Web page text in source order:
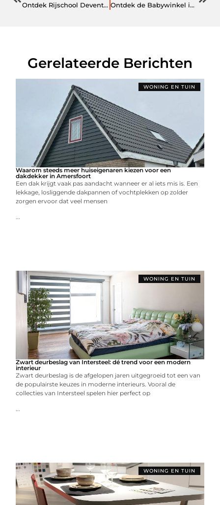
Ontdek Rijschool Deventer en Begin Zelfverzekerd aan je Rijavontuur Ontdek de Babywinkel in Tiel voor Al je Babybehoeften
Gerelateerde Berichten
WONING EN TUIN
Waarom steeds meer huiseigenaren kiezen voor een
dakdekker in Amersfoort
Een dak krijgt vaak pas aandacht wanneer er al iets mis is. Een
lekkage, losliggende dakpannen of vochtplekken op zolder
zorgen ervoor dat veel mensen
...
WONING EN TUIN
Zwart deurbeslag van Intersteel: dé trend voor een modern
interieur
Zwart deurbeslag is de afgelopen jaren uitgegroeid tot een van
de populairste keuzes in moderne interieurs. Vooral de
collecties van Intersteel spelen hier perfect op
...
WONING EN TUIN